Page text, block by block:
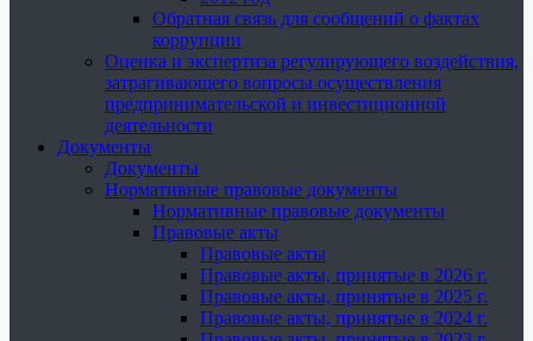
Обратная связь для сообщений о фактах
коррупции
Оценка и экспертиза регулирующего воздействия,
затрагивающего вопросы осуществления
предпринимательской и инвестиционной
деятельности
Документы
Документы
Нормативные правовые документы
Нормативные правовые документы
Правовые акты
Правовые акты
Правовые акты, принятые в 2026 г.
Правовые акты, принятые в 2025 г.
Правовые акты, принятые в 2024 г.